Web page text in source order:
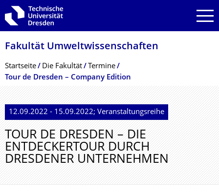
Zur Hauptnavigation springen
Zur Suche springen
Zum Inhalt springen
Fakultät Umweltwissenschaf­ten
Breadcrumb-Menü
Startseite Die Fakultät
Termine
Tour de Dresden – Company Edition
12.09.2022 - 15.09.2022; Veranstaltungsreihe
TOUR DE DRESDEN – DIE
ENTDECKERTOUR DURCH
DRESDENER UNTERNEHMEN